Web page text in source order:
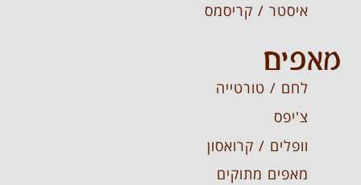
איסטר / קריסמס
מאפים
לחם / טורטייה
צ'יפס
וופלים / קרואסון
מאפים מתוקים